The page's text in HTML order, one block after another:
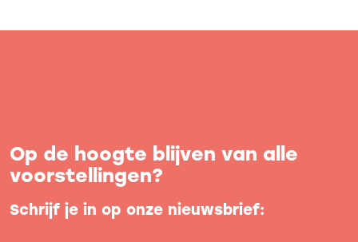
Op de hoogte blijven van alle
voorstellingen?
Schrijf je in op onze nieuwsbrief: